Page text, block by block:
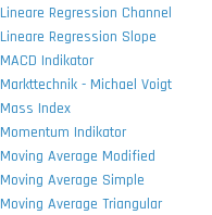
Lineare Regression Channel
Lineare Regression Slope
MACD Indikator
Markttechnik - Michael Voigt
Mass Index
Momentum Indikator
Moving Average Modified
Moving Average Simple
Moving Average Triangular